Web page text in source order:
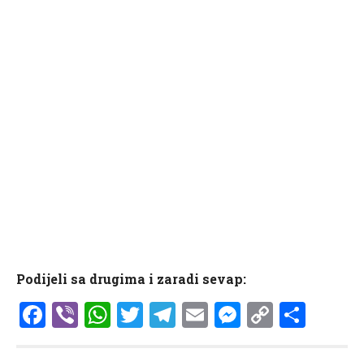
Podijeli sa drugima i zaradi sevap:
Facebook
ViberWhatsApp
Twitter
Telegram
EmailCopy